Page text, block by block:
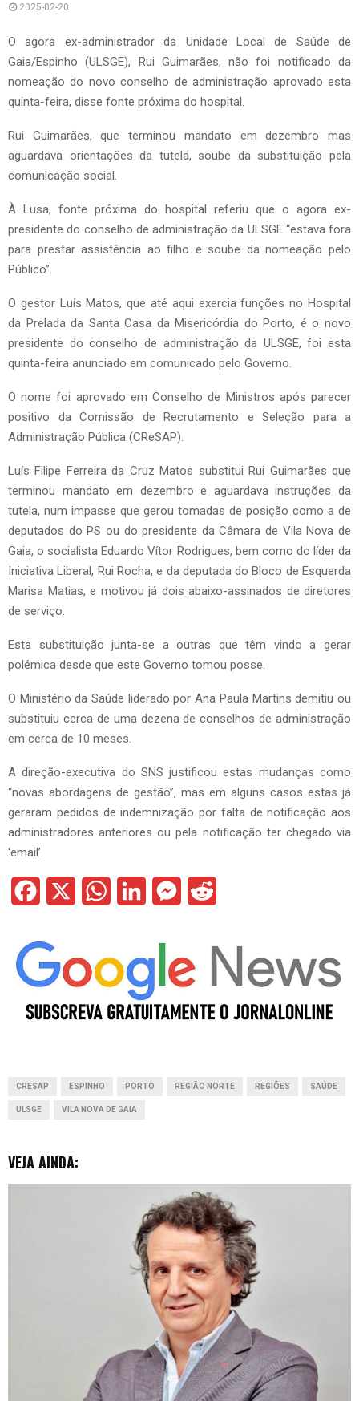
2025-02-20
O agora ex-administrador da Unidade Local de Saúde de
Gaia/Espinho (ULSGE), Rui Guimarães, não foi notificado da
nomeação do novo conselho de administração aprovado esta
quinta-feira, disse fonte próxima do hospital.
Rui Guimarães, que terminou mandato em dezembro mas
aguardava orientações da tutela, soube da substituição pela
comunicação social.
À Lusa, fonte próxima do hospital referiu que o agora ex-
presidente do conselho de administração da ULSGE “estava fora
para prestar assistência ao filho e soube da nomeação pelo
Público”.
O gestor Luís Matos, que até aqui exercia funções no Hospital
da Prelada da Santa Casa da Misericórdia do Porto, é o novo
presidente do conselho de administração da ULSGE, foi esta
quinta-feira anunciado em comunicado pelo Governo.
O nome foi aprovado em Conselho de Ministros após parecer
positivo da Comissão de Recrutamento e Seleção para a
Administração Pública (CReSAP).
Luís Filipe Ferreira da Cruz Matos substitui Rui Guimarães que
terminou mandato em dezembro e aguardava instruções da
tutela, num impasse que gerou tomadas de posição como a de
deputados do PS ou do presidente da Câmara de Vila Nova de
Gaia, o socialista Eduardo Vítor Rodrigues, bem como do líder da
Iniciativa Liberal, Rui Rocha, e da deputada do Bloco de Esquerda
Marisa Matias, e motivou já dois abaixo-assinados de diretores
de serviço.
Esta substituição junta-se a outras que têm vindo a gerar
polémica desde que este Governo tomou posse.
O Ministério da Saúde liderado por Ana Paula Martins demitiu ou
substituiu cerca de uma dezena de conselhos de administração
em cerca de 10 meses.
A direção-executiva do SNS justificou estas mudanças como
“novas abordagens de gestão”, mas em alguns casos estas já
geraram pedidos de indemnização por falta de notificação aos
administradores anteriores ou pela notificação ter chegado via
‘email’.
c
e
b
k
t
s
k
e
n
M
s
e
e
d
CRESAP ESPINHO PORTO REGIÃO NORTE REGIÕES SAÚDE
ULSGE VILA NOVA DE GAIA
VEJA AINDA: